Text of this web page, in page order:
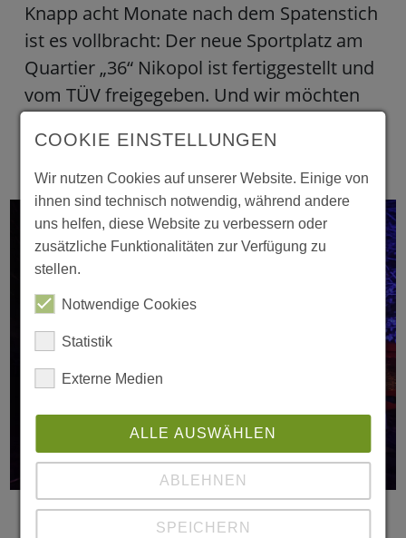
Knapp acht Monate nach dem Spatenstich
ist es vollbracht: Der neue Sportplatz am
Quartier „36“ Nikopol ist fertiggestellt und
vom TÜV freigegeben. Und wir möchten
weiterlesen
05.12.2022
Wunderbarer Weihnachtsmarkt mit
Märchenstunde, Weihnachtsmann und
COOKIE EINSTELLUNGEN
Wir nutzen Cookies auf unserer Website. Einige von
ihnen sind technisch notwendig, während andere
uns helfen, diese Website zu verbessern oder
zusätzliche Funktionalitäten zur Verfügung zu
stellen.
Notwendige Cookies
Statistik
Externe Medien
ALLE AUSWÄHLEN
ABLEHNEN
SPEICHERN